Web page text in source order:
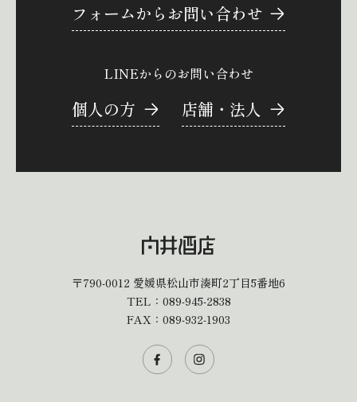
フォームからお問い合わせ
LINEからのお問い合わせ
個人の方 店舗・法人
〒790-0012 愛媛県松山市湊町2丁目5番地6
TEL： 089-945-2838
FAX：089-932-1903